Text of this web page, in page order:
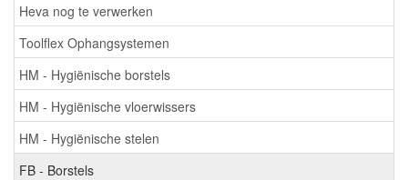
Heva nog te verwerken
Toolflex Ophangsystemen
HM - Hygiënische borstels
HM - Hygiënische vloerwissers
HM - Hygiënische stelen
FB - Borstels